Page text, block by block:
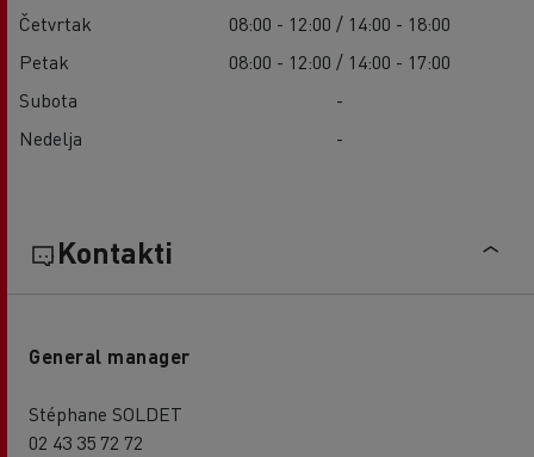
Četvrtak
08:00 - 12:00 / 14:00 - 18:00
Petak
08:00 - 12:00 / 14:00 - 17:00
Subota
-
Nedelja
-
Kontakti
General manager
Stéphane SOLDET
02 43 35 72 72